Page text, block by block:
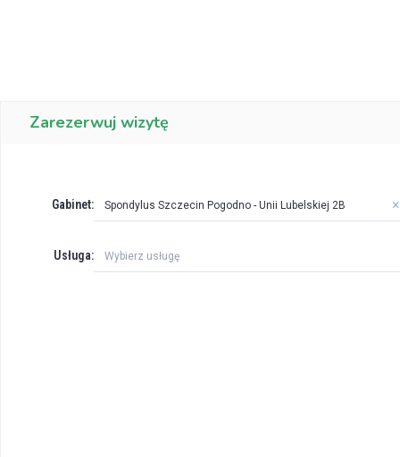
Zarezerwuj wizytę
Gabinet: Spondylus Szczecin Pogodno - Unii Lubelskiej 2B ×
Usługa: Wybierz usługę